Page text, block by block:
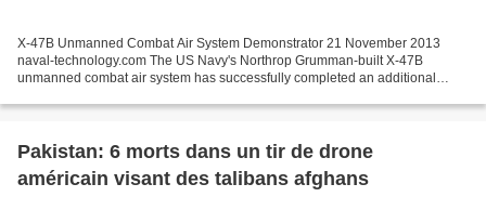
X-47B Unmanned Combat Air System Demonstrator 21 November 2013
naval-technology.com The US Navy's Northrop Grumman-built X-47B
unmanned combat air system has successfully completed an additional
Pakistan: 6 morts dans un tir de drone
américain visant des talibans afghans